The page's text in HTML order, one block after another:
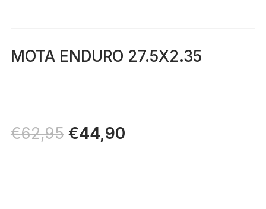
MOTA ENDURO 27.5X2.35
€62,95 Il
prezzo
€44,90Il